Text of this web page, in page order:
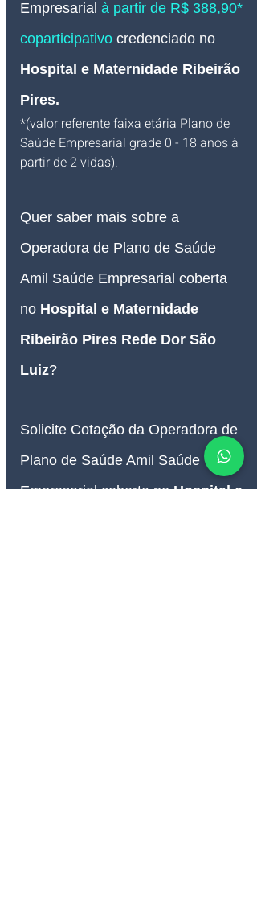
Empresarial à partir de R$ 388,90*
coparticipativo credenciado no
Hospital e Maternidade Ribeirão
Pires.
*(valor referente faixa etária Plano de
Saúde Empresarial grade 0 - 18 anos à
partir de 2 vidas).
Quer saber mais sobre a
Operadora de Plano de Saúde
Amil Saúde Empresarial coberta
no Hospital e Maternidade
Ribeirão Pires Rede Dor São
Luiz?
Solicite Cotação da Operadora de
Plano de Saúde Amil Saúde
Empresarial coberta no Hospital e